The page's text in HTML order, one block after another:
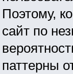
Поэтому,
сайт по
паттерны